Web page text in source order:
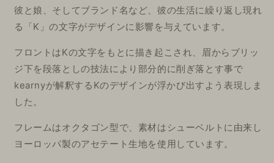
彼と娘、そしてブランド名など、彼の生活に繰り返し現れ
る「K」の文字がデザインに影響を与えています。
フロントはKの文字をもとに描き起こされ、眉からブリッ
ジ下を段落としの技法により部分的に削ぎ落とす事で
kearnyが解釈するKのデザインが浮かび出すよう表現しま
した。
フレームはオクタゴン型で、素材はシューベルトに由来し
ヨーロッパ製のアセテート生地を使用しています。